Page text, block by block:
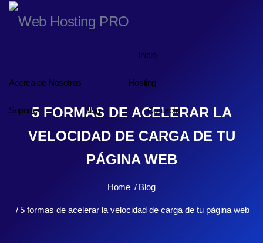
Inicio
Acerca de Nosotros Hosting
Soporte Blog Contacto
5 FORMAS DE ACELERAR LA
VELOCIDAD DE CARGA DE TU
PÁGINA WEB
Home Blog
5 formas de acelerar la velocidad de carga de tu página web